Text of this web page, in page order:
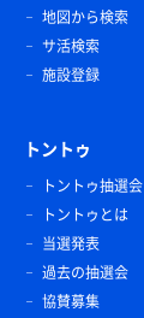
地図から検索
サ活検索
施設登録
トントゥ
トントゥ抽選会
トントゥとは
当選発表
過去の抽選会
協賛募集